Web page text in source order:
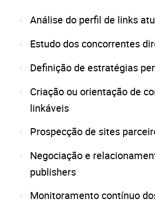
Análise do perfil de links
Estudo dos concorrentes
Definição de estratégias
Criação ou orientação de
linkáveis
Prospecção de sites
Negociação e
publishers
Monitoramento contínuo